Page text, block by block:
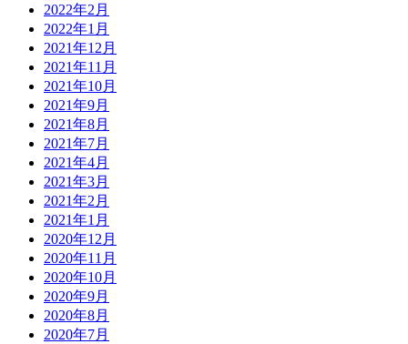
2022年2月
2022年1月
2021年12月
2021年11月
2021年10月
2021年9月
2021年8月
2021年7月
2021年4月
2021年3月
2021年2月
2021年1月
2020年12月
2020年11月
2020年10月
2020年9月
2020年8月
2020年7月